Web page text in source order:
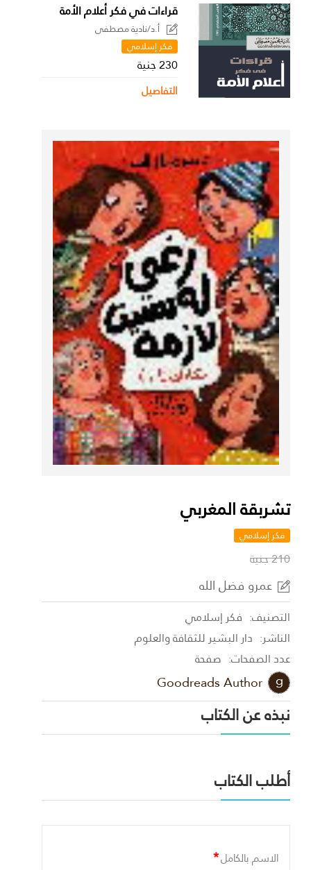
قراءات في فكر أعلام الأمة
أ.د/نادية مصطفى
فكر إسلامي
230 جنية
التفاصيل
تشربقة المغربي
فكر إسلامي
210 جنية
عمرو فضل الله
التصنيف: فكر إسلامي
الناشر: دار البشير للثقافة والعلوم
عدد الصفحات: صفحة
Goodreads Author
نبذه عن الكتاب
أطلب الكتاب
الاسم بالكامل*